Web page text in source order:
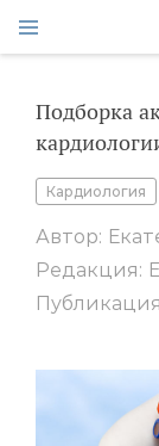
Подборка
Кардиология
Автор:
Редакция: